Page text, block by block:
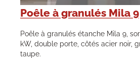
Poêle à granulés Mila 9
Poêle à granulés étanche Mila 9,
kW, double porte, côtés acier noir,
taupe.